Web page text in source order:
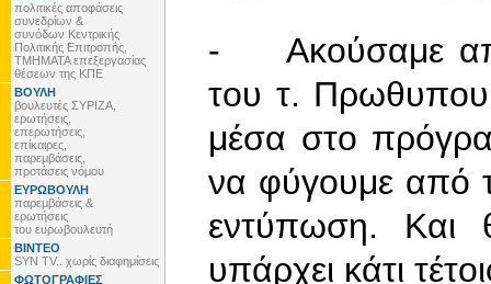
πολιτικές αποφάσεις
συνεδρίων &
συνόδων Κεντρικής
Πολιτικής Επιτροπής,
ΤΜΗΜΑΤΑ επεξεργασίας
θέσεων της ΚΠΕ
ΒΟΥΛΗ
βουλευτές ΣΥΡΙΖΑ,
ερωτήσεις,
επερωτήσεις,
επίκαιρες,
παρεμβάσεις,
προτάσεις νόμου
ΕΥΡΩΒΟΥΛΗ
παρεμβάσεις &
ερωτήσεις
του ευρωβουλευτή
ΒΙΝΤΕΟ
SYN TV.. χωρίς διαφημίσεις
ΦΩΤΟΓΡΑΦΙΕΣ
- Ακούσαμε
του τ.
μέσα στο
να φύγουμε από
εντύπωση. Και
υπάρχει κάτι